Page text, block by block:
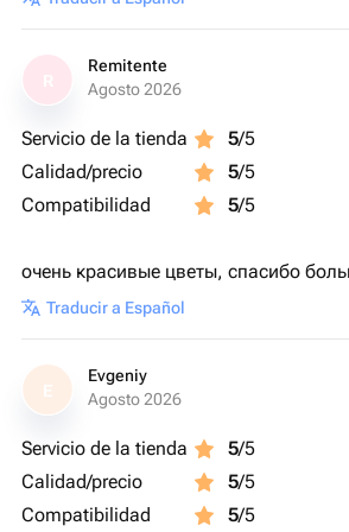
Remitente
Agosto 2026
Servicio de la tienda 5/5
Calidad/precio
5/5
Compatibilidad
5/5
очень красивые цветы, спасибо
Traducir a Español
E
Evgeniy
Agosto 2026
Servicio de la tienda 5/5
Calidad/precio
5/5
Compatibilidad
5/5